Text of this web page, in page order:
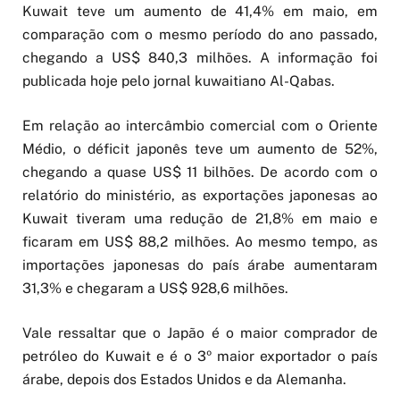
Kuwait teve um aumento de 41,4% em maio, em
comparação com o mesmo período do ano passado,
chegando a US$ 840,3 milhões. A informação foi
publicada hoje pelo jornal kuwaitiano Al-Qabas.
Em relação ao intercâmbio comercial com o Oriente
Médio, o déficit japonês teve um aumento de 52%,
chegando a quase US$ 11 bilhões. De acordo com o
relatório do ministério, as exportações japonesas ao
Kuwait tiveram uma redução de 21,8% em maio e
ficaram em US$ 88,2 milhões. Ao mesmo tempo, as
importações japonesas do país árabe aumentaram
31,3% e chegaram a US$ 928,6 milhões.
Vale ressaltar que o Japão é o maior comprador de
petróleo do Kuwait e é o 3º maior exportador o país
árabe, depois dos Estados Unidos e da Alemanha.